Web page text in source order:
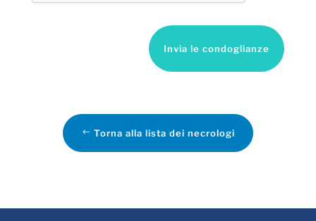
Invia le condoglianze
Torna alla lista dei necrologi